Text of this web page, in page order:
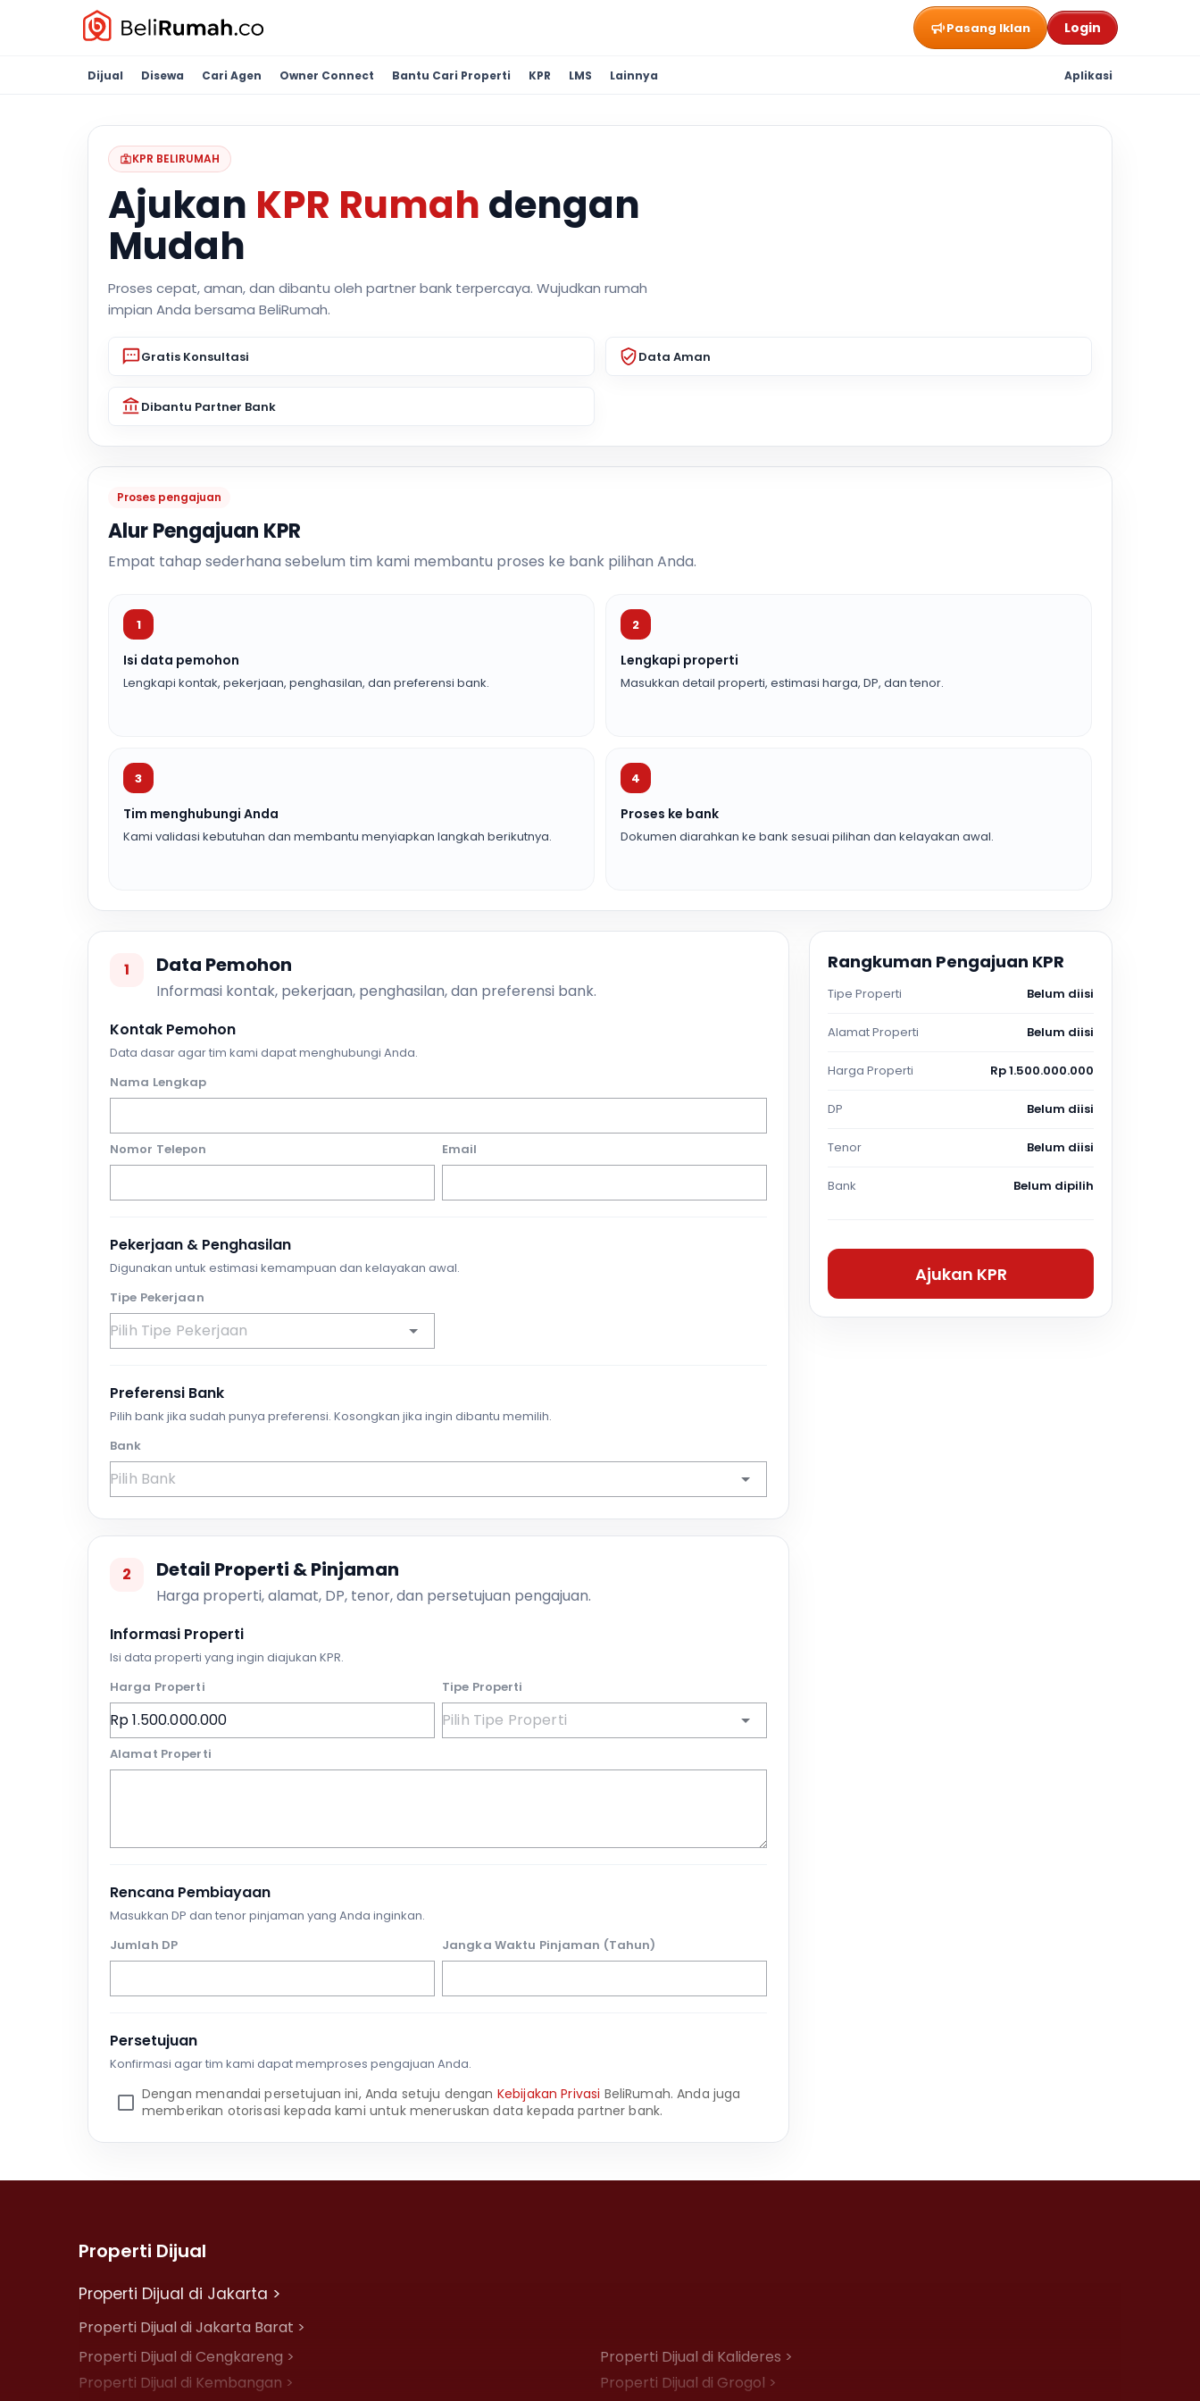
Pasang Iklan Login
Dijual Disewa Cari Agen Owner Connect Bantu Cari Properti KPR LMS Lainnya Aplikasi
KPR BELIRUMAH
Ajukan KPR Rumah dengan
Mudah
Proses cepat, aman, dan dibantu oleh partner bank terpercaya. Wujudkan rumah
impian Anda bersama BeliRumah.
Gratis Konsultasi Data Aman
Dibantu Partner Bank
Proses pengajuan
Alur Pengajuan KPR
Empat tahap sederhana sebelum tim kami membantu proses ke bank pilihan Anda.
1
Isi data pemohon
Lengkapi kontak, pekerjaan, penghasilan, dan preferensi bank.
2
Lengkapi properti
Masukkan detail properti, estimasi harga, DP, dan tenor.
3
Tim menghubungi Anda
Kami validasi kebutuhan dan membantu menyiapkan langkah berikutnya.
4
Proses ke bank
Dokumen diarahkan ke bank sesuai pilihan dan kelayakan awal.
1 Data Pemohon
Informasi kontak, pekerjaan, penghasilan, dan preferensi bank.
Kontak Pemohon
Data dasar agar tim kami dapat menghubungi Anda.
Nama Lengkap
Nomor Telepon Email
Pekerjaan & Penghasilan
Digunakan untuk estimasi kemampuan dan kelayakan awal.
Tipe Pekerjaan
Preferensi Bank
Pilih bank jika sudah punya preferensi. Kosongkan jika ingin dibantu memilih.
Bank
2 Detail Properti & Pinjaman
Harga properti, alamat, DP, tenor, dan persetujuan pengajuan.
Informasi Properti
Isi data properti yang ingin diajukan KPR.
Harga Properti
Tipe Properti
Alamat Properti
Rencana Pembiayaan
Masukkan DP dan tenor pinjaman yang Anda inginkan.
Jumlah DP
Jangka Waktu Pinjaman (Tahun)
Persetujuan
Konfirmasi agar tim kami dapat memproses pengajuan Anda.
Dengan menandai persetujuan ini, Anda setuju dengan Kebijakan Privasi BeliRumah. Anda juga
memberikan otorisasi kepada kami untuk meneruskan data kepada partner bank.
Rangkuman Pengajuan KPR
Tipe Properti Belum diisi
Alamat Properti Belum diisi
Harga Properti Rp 1.500.000.000
DP Belum diisi
Tenor Belum diisi
Bank Belum dipilih
Ajukan KPR
Properti Dijual
Properti Dijual di Jakarta >
Properti Dijual di Jakarta Barat >
Properti Dijual di Cengkareng >
Properti Dijual di Kalideres >
Properti Dijual di Kembangan >
Properti Dijual di Grogol >